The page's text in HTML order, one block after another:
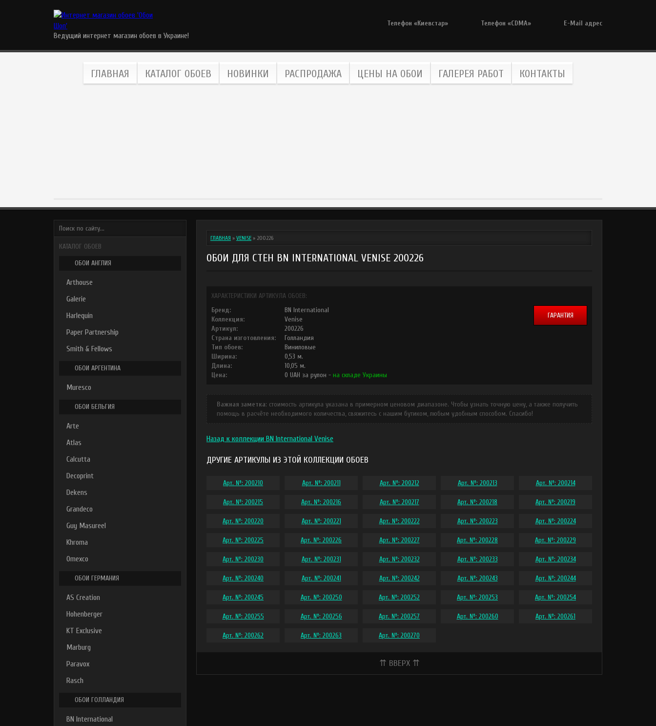
Ведущий интернет магазин обоев в Украине!
E-Mail адрес
Телефон «CDMA»
Телефон «Киевстар»
ГЛАВНАЯ КАТАЛОГ ОБОЕВ НОВИНКИ РАСПРОДАЖА ЦЕНЫ НА ОБОИ ГАЛЕРЕЯ РАБОТ КОНТАКТЫ
КАТАЛОГ ОБОЕВ
ОБОИ АНГЛИЯ
Arthouse
Galerie
Harlequin
Paper Partnership
Smith & Fellows
ОБОИ АРГЕНТИНА
Muresco
ОБОИ БЕЛЬГИЯ
Arte
Atlas
Calcutta
Decoprint
Dekens
Grandeco
Guy Masureel
Khroma
Omexco
ОБОИ ГЕРМАНИЯ
AS Creation
Hohenberger
KT Exclusive
Marburg
Paravox
Rasch
ОБОИ ГОЛЛАНДИЯ
BN International
ГЛАВНАЯ » VENISE » 200226
ОБОИ ДЛЯ СТЕН BN INTERNATIONAL VENISE 200226
ХАРАКТЕРИСТИКИ АРТИКУЛА ОБОЕВ:
Бренд:
BN International
ГАРАНТИЯ
Коллекция:
Venise
Артикул:
200226
Страна изготовления:
Голландия
Тип обоев:
Виниловые
Ширина:
0,53 м.
Длина:
10,05 м.
Цена:
0 UAH за рулон - на складе Украины
Важная заметка: стоимость артикула указана в примерном ценовом диапазоне. Чтобы узнать точную цену, а также получить
помощь в расчёте необходимого количества, свяжитесь с нашим бутиком, любым удобным способом. Спасибо!
Назад к коллекции BN International Venise
ДРУГИЕ АРТИКУЛЫ ИЗ ЭТОЙ КОЛЛЕКЦИИ ОБОЕВ
Арт. №: 200210 Арт. №: 200211 Арт. №: 200212 Арт. №: 200213 Арт. №: 200214
Арт. №: 200215 Арт. №: 200216 Арт. №: 200217 Арт. №: 200218 Арт. №: 200219
Арт. №: 200220 Арт. №: 200221 Арт. №: 200222 Арт. №: 200223 Арт. №: 200224
Арт. №: 200225 Арт. №: 200226 Арт. №: 200227 Арт. №: 200228 Арт. №: 200229
Арт. №: 200230 Арт. №: 200231 Арт. №: 200232 Арт. №: 200233 Арт. №: 200234
Арт. №: 200240 Арт. №: 200241 Арт. №: 200242 Арт. №: 200243 Арт. №: 200244
Арт. №: 200245 Арт. №: 200250 Арт. №: 200252 Арт. №: 200253 Арт. №: 200254
Арт. №: 200255 Арт. №: 200256 Арт. №: 200257 Арт. №: 200260 Арт. №: 200261
Арт. №: 200262 Арт. №: 200263 Арт. №: 200270
⇈ ВВЕРХ ⇈